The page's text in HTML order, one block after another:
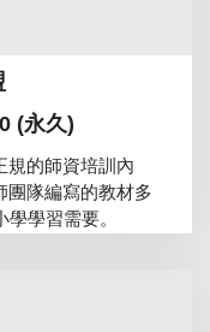
(永久)
規的師資培訓內
團隊編寫的教材多
學習需要。